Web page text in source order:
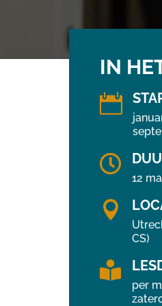
IN


12

CS)

per